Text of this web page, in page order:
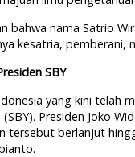
bahwa nama Satrio
kesatria, pemberani,
SBY
yang kini telah
Presiden Joko
tersebut berlanjut